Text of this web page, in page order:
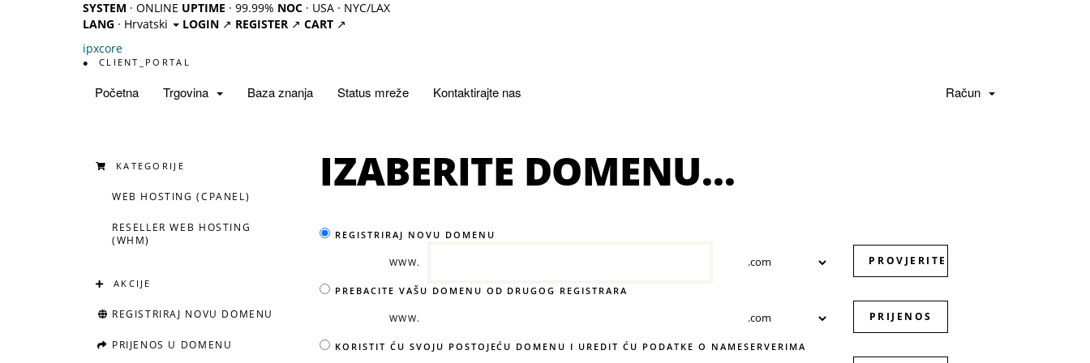
SYSTEM · ONLINE UPTIME · 99.99% NOC · USA · NYC/LAX
LANG · Hrvatski LOGIN ↗ REGISTER ↗ CART ↗
ipxcore
● CLIENT_PORTAL
Početna Trgovina Baza znanja Status mreže Kontaktirajte nas Račun
KATEGORIJE
WEB HOSTING (CPANEL)
RESELLER WEB HOSTING
(WHM)
AKCIJE
REGISTRIRAJ NOVU DOMENU
PRIJENOS U DOMENU
IZABERITE DOMENU...
REGISTRIRAJ NOVU DOMENU
WWW. PROVJERITE
PREBACITE VAŠU DOMENU OD DRUGOG REGISTRARA
WWW. PRIJENOS
KORISTIT ĆU SVOJU POSTOJEĆU DOMENU I UREDIT ĆU PODATKE O NAMESERVERIMA